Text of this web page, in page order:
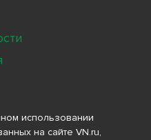
использовании
на сайте VN.ru,